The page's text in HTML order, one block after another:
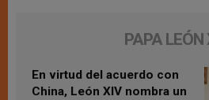
PAPA LEÓN
En virtud del acuerdo con
China, León XIV nombra un